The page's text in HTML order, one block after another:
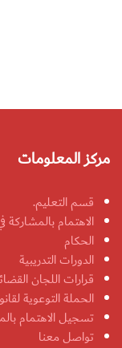
مركز المعلومات
قسم التعليم.
الاهتمام بالمشاركة
الحكام
الدورات التدريبية
قرارات اللجان
الحملة التوعوية
تسجيل الاهتمام
تواصل معنا